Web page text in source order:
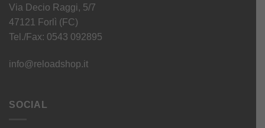
Via Decio Raggi, 5/7
47121 Forlì (FC)
Tel./Fax: 0543 092895
info@reloadshop.it
SOCIAL